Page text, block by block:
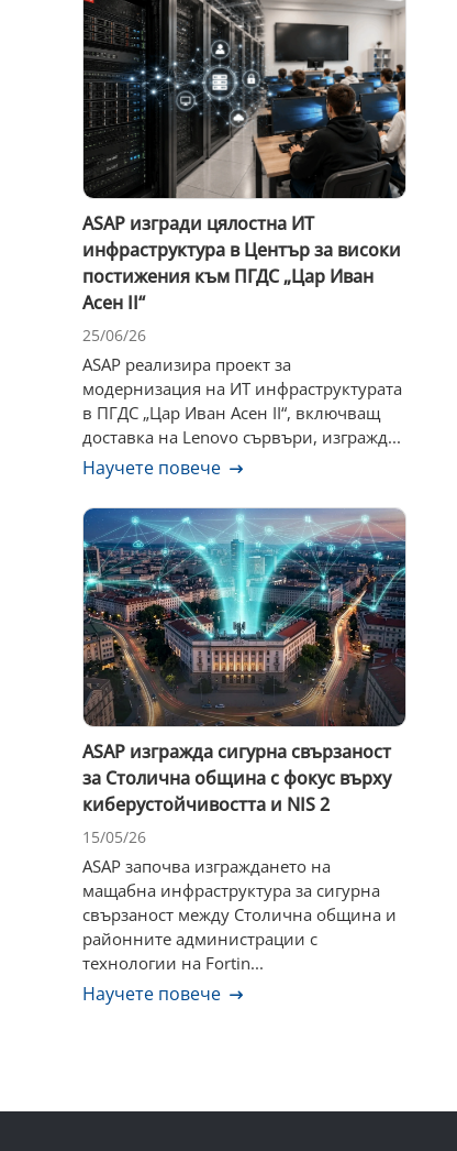
ASAP изгради цялостна ИТ
инфраструктура в Център за високи
постижения към ПГДС „Цар Иван
Асен II“
25/06/26
ASAP реализира проект за
модернизация на ИТ инфраструктурата
в ПГДС „Цар Иван Асен II“, включващ
доставка на Lenovo сървъри, изгражд...
Научете повече
ASAP изгражда сигурна свързаност
за Столична община с фокус върху
киберустойчивостта и NIS 2
15/05/26
ASAP започва изграждането на
мащабна инфраструктура за сигурна
свързаност между Столична община и
районните администрации с
технологии на Fortin...
Научете повече